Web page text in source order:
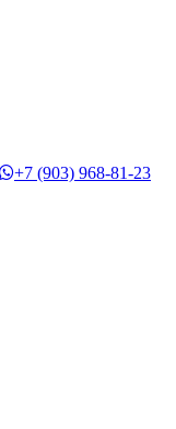
+7 (903) 968-81-23